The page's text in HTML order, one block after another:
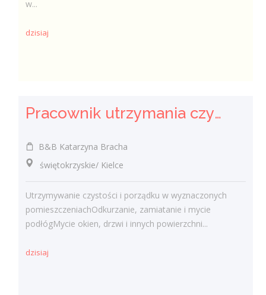
w...
dzisiaj
Pracownik utrzymania czystości (sprzątaczka) (k/m)
B&B Katarzyna Bracha
świętokrzyskie/ Kielce
Utrzymywanie czystości i porządku w wyznaczonych
pomieszczeniachOdkurzanie, zamiatanie i mycie
podłógMycie okien, drzwi i innych powierzchni...
dzisiaj